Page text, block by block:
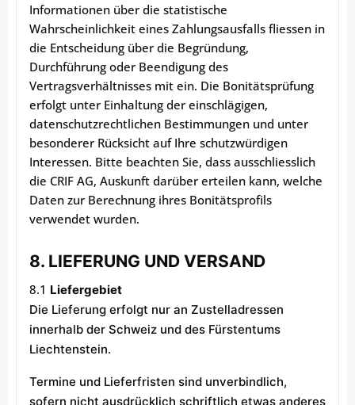
Informationen über die statistische
Wahrscheinlichkeit eines Zahlungsausfalls fliessen in
die Entscheidung über die Begründung,
Durchführung oder Beendigung des
Vertragsverhältnisses mit ein. Die Bonitätsprüfung
erfolgt unter Einhaltung der einschlägigen,
datenschutzrechtlichen Bestimmungen und unter
besonderer Rücksicht auf Ihre schutzwürdigen
Interessen. Bitte beachten Sie, dass ausschliesslich
die CRIF AG, Auskunft darüber erteilen kann, welche
Daten zur Berechnung ihres Bonitätsprofils
verwendet wurden.
8. LIEFERUNG UND VERSAND
8.1 Liefergebiet
Die Lieferung erfolgt nur an Zustelladressen
innerhalb der Schweiz und des Fürstentums
Liechtenstein.
Termine und Lieferfristen sind unverbindlich,
sofern nicht ausdrücklich schriftlich etwas anderes